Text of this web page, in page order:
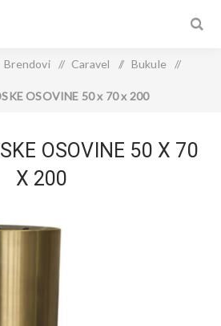
Brendovi / Caravel / Bukule /
OSOVINE 50 x 70 x 200
OSOVINE 50 X 70
X 200